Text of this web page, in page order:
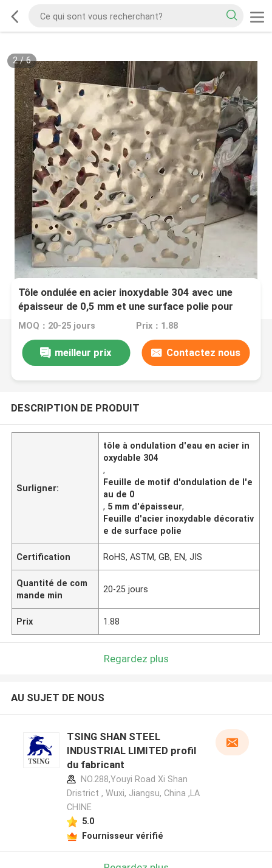
2/6
Tôle ondulée en acier inoxydable 304 avec une
épaisseur de 0,5 mm et une surface polie pour
panneaux muraux
MOQ：20-25 jours Prix：1.88
meilleur prix Contactez nous
DESCRIPTION DE PRODUIT
Surligner:
tôle à ondulation d'eau en acier in
oxydable 304
,
Feuille de motif d'ondulation de l'e
au de 0
, 5 mm d'épaisseur,
Feuille d'acier inoxydable décorativ
e de surface polie
Certification RoHS, ASTM, GB, EN, JIS
Quantité de com
mande min
20-25 jours
Prix 1.88
Regardez plus
AU SUJET DE NOUS
TSING SHAN STEEL
INDUSTRIAL LIMITED profil
du fabricant
NO.288,Youyi Road Xi Shan
Dristrict , Wuxi, Jiangsu, China ,LA
CHINE
5.0
Fournisseur vérifié